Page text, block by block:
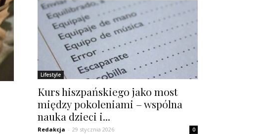
Lifestyle
Kurs hiszpańskiego jako most
między pokoleniami – wspólna
nauka dzieci i...
Redakcja - 29 stycznia 2026 0